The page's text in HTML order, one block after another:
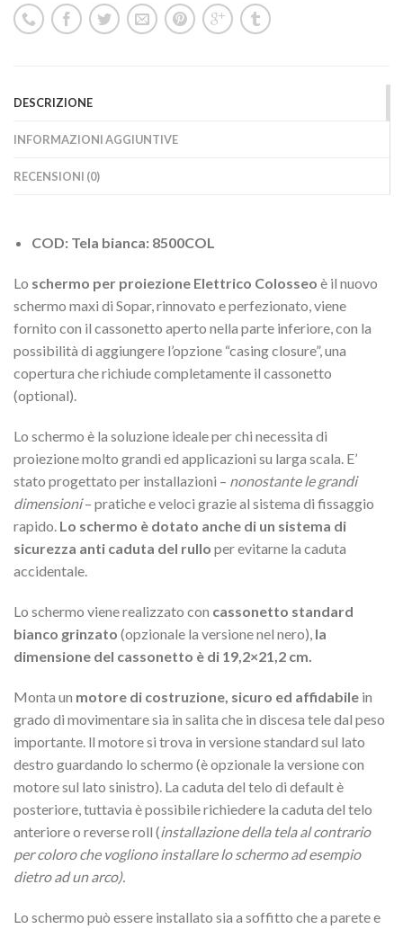
DESCRIZIONE
INFORMAZIONI AGGIUNTIVE
RECENSIONI (0)
COD: Tela bianca: 8500COL
Lo schermo per proiezione Elettrico Colosseo è il nuovo
schermo maxi di Sopar, rinnovato e perfezionato, viene
fornito con il cassonetto aperto nella parte inferiore, con la
possibilità di aggiungere l’opzione “casing closure”, una
copertura che richiude completamente il cassonetto
(optional).
Lo schermo è la soluzione ideale per chi necessita di
proiezione molto grandi ed applicazioni su larga scala. E’
stato progettato per installazioni – nonostante le grandi
dimensioni– pratiche e veloci grazie al sistema di fissaggio
rapido. Lo schermo è dotato anche di un sistema di
sicurezza anti caduta del rullo per evitarne la caduta
accidentale.
Lo schermo viene realizzato con cassonetto standard
bianco grinzato (opzionale la versione nel nero), la
dimensione del cassonetto è di 19,2×21,2 cm.
Monta un motore di costruzione, sicuro ed affidabile in
grado di movimentare sia in salita che in discesa tele dal peso
importante. ll motore si trova in versione standard sul lato
destro guardando lo schermo (è opzionale la versione con
motore sul lato sinistro). La caduta del telo di default è
posteriore, tuttavia è possibile richiedere la caduta del telo
anteriore o reverse roll (installazione della tela al contrario
per coloro che vogliono installare lo schermo ad esempio
dietro ad un arco).
Lo schermo può essere installato sia a soffitto che a parete e